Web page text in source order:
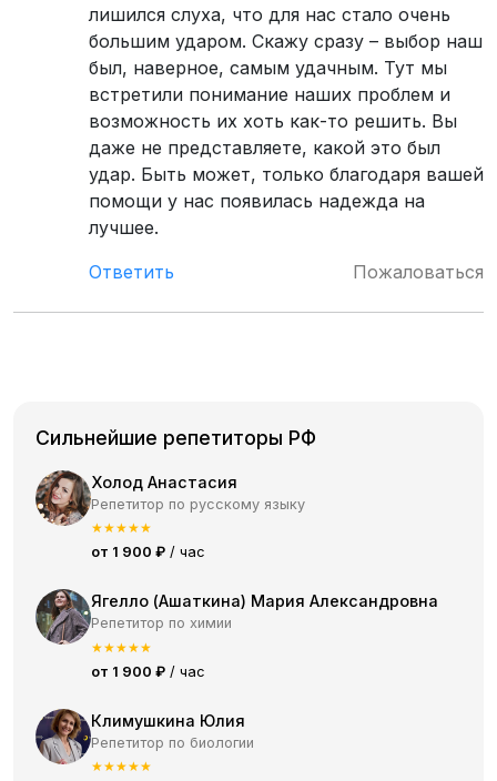
лишился слуха, что для нас стало очень
большим ударом. Скажу сразу – выбор наш
был, наверное, самым удачным. Тут мы
встретили понимание наших проблем и
возможность их хоть как-то решить. Вы
даже не представляете, какой это был
удар. Быть может, только благодаря вашей
помощи у нас появилась надежда на
лучшее.
Ответить
Пожаловаться
Сильнейшие репетиторы РФ
Холод Анастасия
Репетитор по русскому языку
★★★★★
от 1 900 ₽ / час
Ягелло (Ашаткина) Мария Александровна
Репетитор по химии
★★★★★
от 1 900 ₽ / час
Климушкина Юлия
Репетитор по биологии
★★★★★